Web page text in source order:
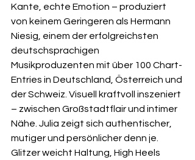
Kante, echte Emotion – produziert
von keinem Geringeren als Hermann
Niesig, einem der erfolgreichsten
deutschsprachigen
Musikproduzenten mit über 100 Chart-
Entries in Deutschland, Österreich und
der Schweiz. Visuell kraftvoll inszeniert
– zwischen Großstadtflair und intimer
Nähe. Julia zeigt sich authentischer,
mutiger und persönlicher denn je.
Glitzer weicht Haltung, High Heels